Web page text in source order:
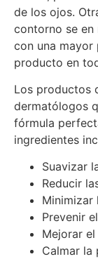
de los ojos.
contorno se
con una
producto en
Los productos
dermatólogos
fórmula
ingredientes
Suavizar
Reducir
Minimizar
Prevenir
Mejorar
Calmar la